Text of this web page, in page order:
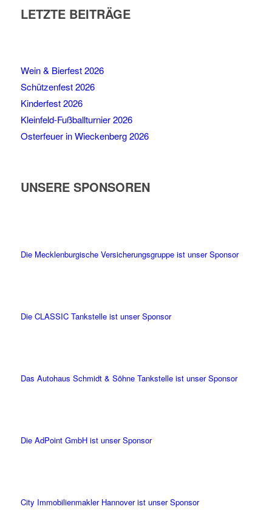
LETZTE BEITRÄGE
Wein & Bierfest 2026
Schützenfest 2026
Kinderfest 2026
Kleinfeld-Fußballturnier 2026
Osterfeuer in Wieckenberg 2026
UNSERE SPONSOREN
Die Mecklenburgische Versicherungsgruppe ist unser Sponsor
Die CLASSIC Tankstelle ist unser Sponsor
Das Autohaus Schmidt & Söhne Tankstelle ist unser Sponsor
Die AdPoint GmbH ist unser Sponsor
City Immobilienmakler Hannover ist unser Sponsor